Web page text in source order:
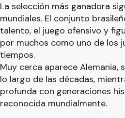
La selección más ganadora
mundiales. El conjunto
talento, el juego ofensivo y
por muchos como uno de los
tiempos.
Muy cerca aparece
lo largo de las décadas,
profunda con generaciones
reconocida mundialmente.